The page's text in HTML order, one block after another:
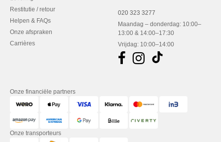
Restitutie / retour
Helpen & FAQs
Onze afspraken
Carrières
020 323 3277
Maandag – donderdag: 10:00–
13:00 & 14:00–17:30
Vrijdag: 10:00–14:00
Onze financiële partners
Onze transporteurs